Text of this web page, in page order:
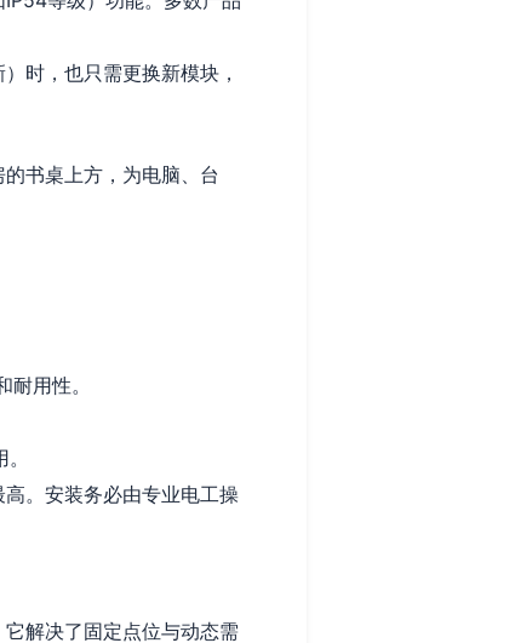
时，也只需更换新模块，
书桌上方，为电脑、台
用性。
。安装务必由专业电工操
解决了固定点位与动态需